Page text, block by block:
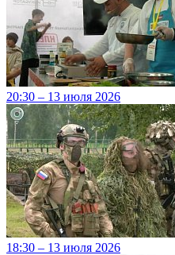
20:30 – 13 июля 2026
18:30 – 13 июля 2026